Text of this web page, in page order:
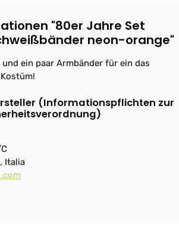
"80er Jahre Set
neon-orange"
ein paar Armbänder für ein das
(Informationspflichten zur
Italia